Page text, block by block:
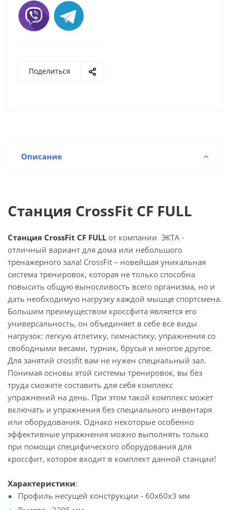
Поделиться
Описание
Станция CrossFit CF FULL
Станция CrossFit CF FULL от компании ЭКТА -
отличный вариант для дома или небольшого
тренажерного зала! CrossFit – новейшая уникальная
система тренировок, которая не только способна
повысить общую выносливость всего организма, но и
дать необходимую нагрузку каждой мышце спортсмена.
Большим преимуществом кроссфита является его
универсальность, он объединяет в себе все виды
нагрузок: легкую атлетику, гимнастику, упражнения со
свободными весами, турник, брусья и многое другое.
Для занятий crossfit вам не нужен специальный зал.
Понимая основы этой системы тренировок, вы без
труда сможете составить для себя комплекс
упражнений на день. При этом такой комплекс может
включать и упражнения без специального инвентаря
или оборудования. Однако некоторые особенно
эффективные упражнения можно выполнять только
при помощи специфического оборудования для
кроссфит, которое входит в комплект данной станции!
Характеристики:
Профиль несущей конструкции - 60х60х3 мм